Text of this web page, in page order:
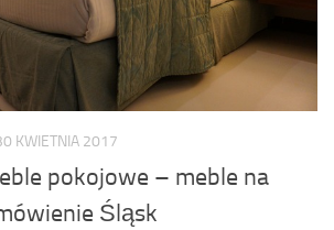
KWIETNIA 2017
pokojowe – meble na
Śląsk